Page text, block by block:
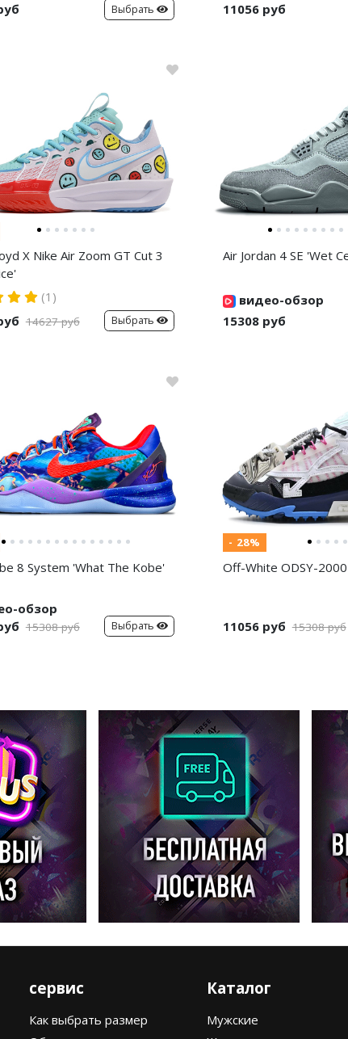
Выбрать 11056 руб
X Nike Air Zoom GT Cut 3
(1)
14627 руб Выбрать
Air Jordan 4 SE 'Wet
видео-обзор
15308 руб
8 System 'What The Kobe'
обзор
15308 руб Выбрать
- 28%
Off-White ODSY-
11056 руб 15308 руб
сервис
Как выбрать размер
Каталог
Мужские